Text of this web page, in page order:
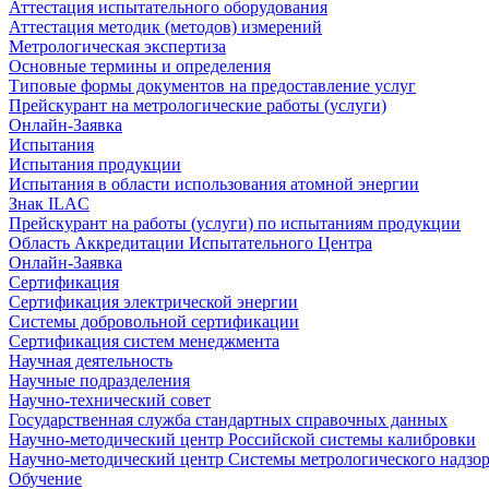
Аттестация испытательного оборудования
Аттестация методик (методов) измерений
Метрологическая экспертиза
Основные термины и определения
Типовые формы документов на предоставление услуг
Прейскурант на метрологические работы (услуги)
Онлайн-Заявка
Испытания
Испытания продукции
Испытания в области использования атомной энергии
Знак ILAC
Прейскурант на работы (услуги) по испытаниям продукции
Область Аккредитации Испытательного Центра
Онлайн-Заявка
Сертификация
Сертификация электрической энергии
Системы добровольной сертификации
Сертификация систем менеджмента
Научная деятельность
Научные подразделения
Научно-технический совет
Государственная служба стандартных справочных данных
Научно-методический центр Российской системы калибровки
Научно-методический центр Системы метрологического
Обучение